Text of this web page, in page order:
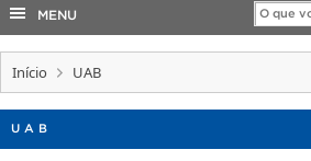
COBALTO
CONCURSOS
EDITAIS
INTERNACIONAL
MENU
Início UAB
UAB